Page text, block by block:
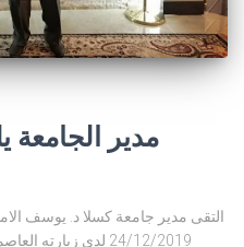
مدير الجامعة
التقى مدير جامعة كسلا د. يوسف
24/12/2019 لدى